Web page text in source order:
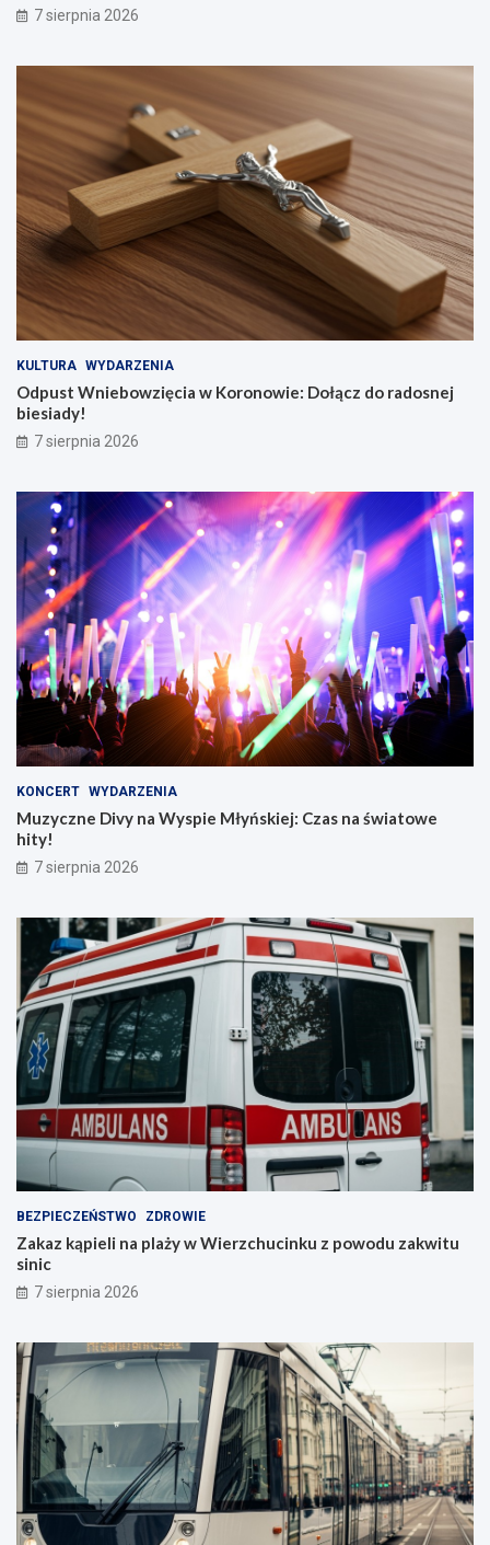
7 sierpnia 2026
KULTURA WYDARZENIA
Odpust Wniebowzięcia w Koronowie: Dołącz do radosnej
biesiady!
7 sierpnia 2026
KONCERT WYDARZENIA
Muzyczne Divy na Wyspie Młyńskiej: Czas na światowe
hity!
7 sierpnia 2026
BEZPIECZEŃSTWO ZDROWIE
Zakaz kąpieli na plaży w Wierzchucinku z powodu zakwitu
sinic
7 sierpnia 2026